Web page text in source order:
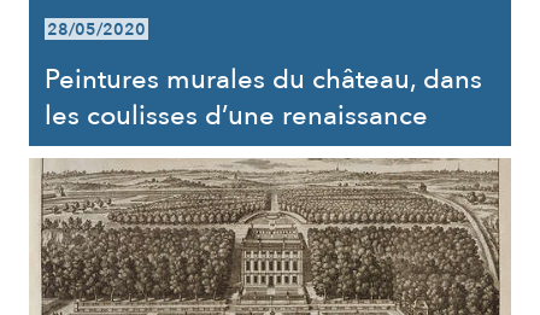
28/05/2020
Peintures murales du château, dans
les coulisses d’une renaissance